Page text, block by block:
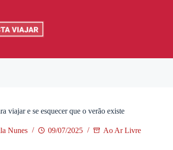
viajar e se esquecer que o verão existe
Nunes 09/07/2025 Ao Ar Livre